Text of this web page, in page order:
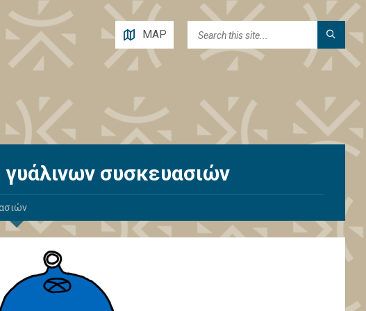
MAP
συσκευασιών